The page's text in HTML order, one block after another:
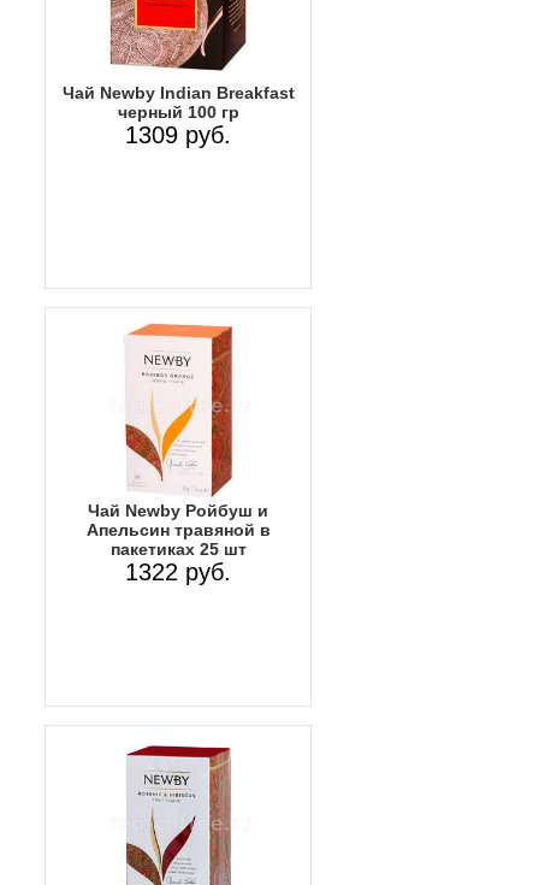
Чай Newby Indian Breakfast
черный 100 гр
1309 руб.
Чай Newby Ройбуш и
Апельсин травяной в
пакетиках 25 шт
1322 руб.